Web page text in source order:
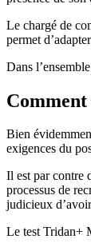
Le chargé de
permet
Dans
Bien
exigences du
Il est par contre
processus de
judicieux
Le test Tridan+